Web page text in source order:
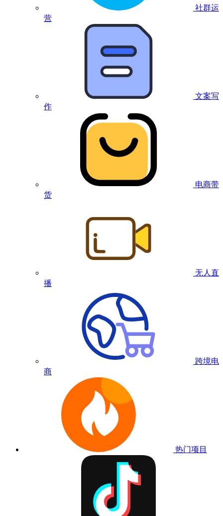
社群运
营
文案写
作
电商带
货
无人直
播
跨境电
商
热门项目